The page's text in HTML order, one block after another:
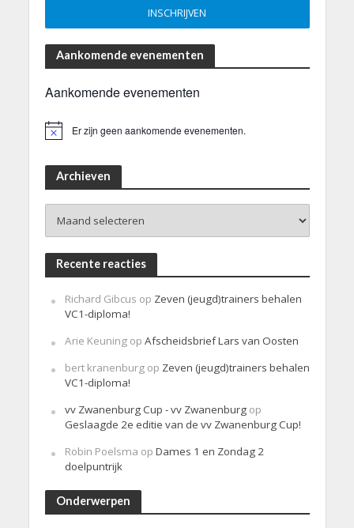
Aankomende evenementen
Aankomende evenementen
Er zijn geen aankomende evenementen.
Archieven
Recente reacties
Richard Gibcus op Zeven (jeugd)trainers behalen
VC1-diploma!
Arie Keuningop Afscheidsbrief Lars van Oosten
bert kranenburgop Zeven (jeugd)trainers behalen
VC1-diploma!
vv Zwanenburg Cup - vv Zwanenburgop
Geslaagde 2e editie van de vv Zwanenburg Cup!
Robin Poelsma op Dames 1 en Zondag 2
doelpuntrijk
Onderwerpen